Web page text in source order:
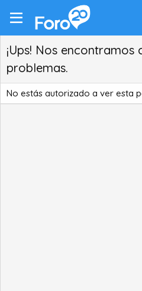
¡Ups! Nos encontramos
problemas.
No estás autorizado a ver esta